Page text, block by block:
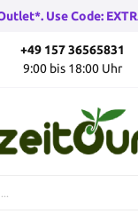
Use Code:
+49 157 36565831
9:00 bis 18:00 Uhr